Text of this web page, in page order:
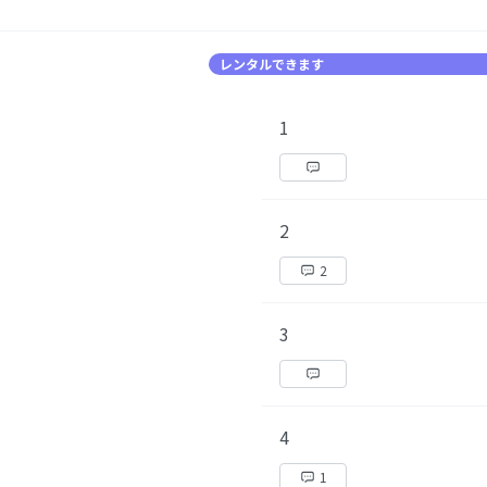
レンタルできます
1
2
2
3
4
1